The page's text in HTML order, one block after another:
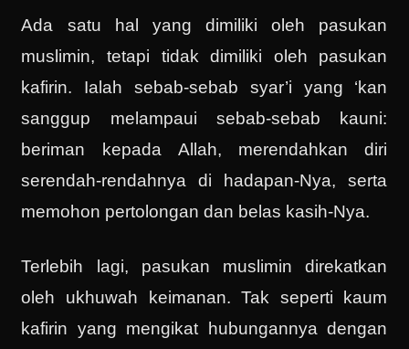
Ada satu hal yang dimiliki oleh pasukan
muslimin, tetapi tidak dimiliki oleh pasukan
kafirin. Ialah sebab-sebab syar’i yang ‘kan
sanggup melampaui sebab-sebab kauni:
beriman kepada Allah, merendahkan diri
serendah-rendahnya di hadapan-Nya, serta
memohon pertolongan dan belas kasih-Nya.
Terlebih lagi, pasukan muslimin direkatkan
oleh ukhuwah keimanan. Tak seperti kaum
kafirin yang mengikat hubungannya dengan